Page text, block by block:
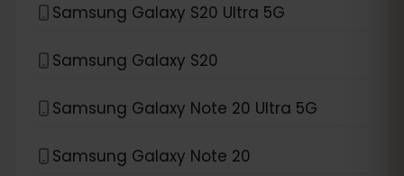
Samsung Galaxy S20 Ultra 5G
Samsung Galaxy S20
Samsung Galaxy Note 20 Ultra 5G
Samsung Galaxy Note 20